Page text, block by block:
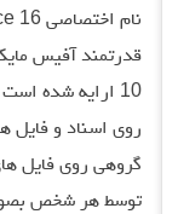
قدرتمند آفیس
روی اسناد و فایل
گروهی روی فایل
توسط هر شخص